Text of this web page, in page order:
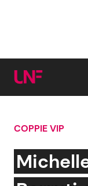
Cerca:
News e
COPPIE VIP